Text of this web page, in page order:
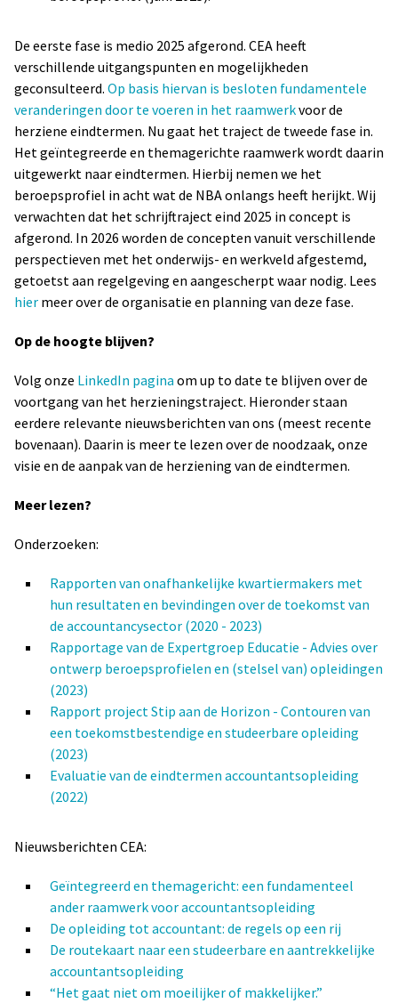
De eerste fase is medio 2025 afgerond. CEA heeft
verschillende uitgangspunten en mogelijkheden
geconsulteerd. Op basis hiervan is besloten fundamentele
veranderingen door te voeren in het raamwerkvoor de
herziene eindtermen. Nu gaat het traject de tweede fase in.
Het geïntegreerde en themagerichte raamwerk wordt daarin
uitgewerkt naar eindtermen. Hierbij nemen we het
beroepsprofiel in acht wat de NBA onlangs heeft herijkt. Wij
verwachten dat het schrijftraject eind 2025 in concept is
afgerond. In 2026 worden de concepten vanuit verschillende
perspectieven met het onderwijs- en werkveld afgestemd,
getoetst aan regelgeving en aangescherpt waar nodig. Lees
hier meer over de organisatie en planning van deze fase.
Op de hoogte blijven?
Volg onze LinkedIn pagina om up to date te blijven over de
voortgang van het herzieningstraject. Hieronder staan
eerdere relevante nieuwsberichten van ons (meest recente
bovenaan). Daarin is meer te lezen over de noodzaak, onze
visie en de aanpak van de herziening van de eindtermen.
Meer lezen?
Onderzoeken:
Rapporten van onafhankelijke kwartiermakers met
hun resultaten en bevindingen over de toekomst van
de accountancysector (2020 - 2023)
Rapportage van de Expertgroep Educatie - Advies over
ontwerp beroepsprofielen en (stelsel van) opleidingen
(2023)
Rapport project Stip aan de Horizon - Contouren van
een toekomstbestendige en studeerbare opleiding
(2023)
Evaluatie van de eindtermen accountantsopleiding
(2022)
Nieuwsberichten CEA:
Geïntegreerd en themagericht: een fundamenteel
ander raamwerk voor accountantsopleiding
De opleiding tot accountant: de regels op een rij
De routekaart naar een studeerbare en aantrekkelijke
accountantsopleiding
“Het gaat niet om moeilijker of makkelijker.”